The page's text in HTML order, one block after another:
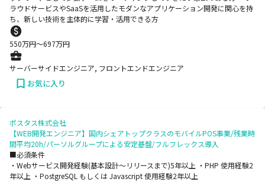
ラウドサービスやSaaSを活用したモダンなアプリケーション開発に関心を持
ち、新しい技術を主体的に学習・活用できる方
550万円〜697万円
サーバーサイドエンジニア, フロントエンドエンジニア
お気に入り
ポスタス株式会社
【WEB開発エンジニア】国内シェアトップクラスのモバイルPOS事業/残業時
間平均20h/パーソルグループによる安定基盤/フルフレックス導入
■必須条件
・Webサービス開発経験(基本設計〜リリースまで)5年以上 ・PHP 使用経験2
年以上 ・PostgreSQL もしくは Javascript 使用経験2年以上